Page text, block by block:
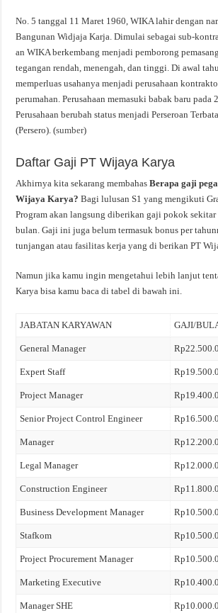
No. 5 tanggal 11 Maret 1960, WIKA lahir dengan
Bangunan Widjaja Karja. Dimulai sebagai sub-
an WIKA berkembang menjadi pemborong
tegangan rendah, menengah, dan tinggi. Di awal
memperluas usahanya menjadi perusahaan
perumahan. Perusahaan memasuki babak baru pada
Perusahaan berubah status menjadi Perseroan
(Persero). (sumber)
Daftar Gaji PT Wijaya Karya
Akhirnya kita sekarang membahasBerapa gaji
Wijaya Karya? Bagi lulusan S1 yang mengikuti
Program akan langsung diberikan gaji pokok
bulan. Gaji ini juga belum termasuk bonus per
tunjangan atau fasilitas kerja yang di berikan PT
Namun jika kamu ingin mengetahui lebih lanjut
Karya bisa kamu baca di tabel di bawah ini.
JABATAN KARYAWAN GAJI/
General Manager
Expert Staff
Project Manager
Senior Project Control Engineer
Manager
Legal Manager
Construction Engineer
Business Development Manager
Stafkom
Project Procurement Manager
Marketing Executive
Manager SHE